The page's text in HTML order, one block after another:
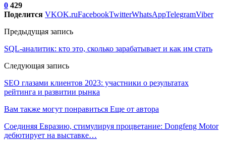
0 429
Поделится VKOK.ruFacebookTwitterWhatsAppTelegramViber
Предыдущая запись
SQL-аналитик: кто это, сколько зарабатывает и как им стать
Следующая запись
SEO глазами клиентов 2023: участники о результатах
рейтинга и развитии рынка
Вам также могут понравиться Еще от автора
Соединяя Евразию, стимулируя процветание: Dongfeng Motor
дебютирует на выставке…